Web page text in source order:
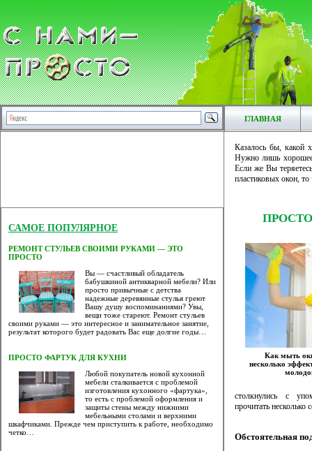
ГЛАВНАЯ
САМОЕ ПОПУЛЯРНОЕ
РЕМОНТ СТУЛЬЕВ СВОИМИ РУКАМИ — ЭТО
ПРОСТО
Вы — счастливый обладатель
бабушкиной антикварной мебели? Или
просто привычные с детства
надежные деревянные стулья греют
Вашу душу воспоминаниями? Увы,
вещи тоже стареют. Ремонт стульев
своими руками — это интересное и занимательное занятие,
результат которого будет радовать Вас еще долгие годы…
ПРОСТО ФАРТУК ДЛЯ КУХНИ
Любой покупатель новой кухонной
мебели сталкивается с проблемой
изготовления кухонного «фартука»,
то есть с проблемой оформления и
защиты стены между нижними
мебельными столами и верхними
шкафчиками. Прежде чем приступить к работе, необходимо
четко…
Казалось бы, какой
Нужно лишь
Если же Вы
пластиковых окон,
Как мыть
несколько
столкнулись с
прочитать
Обстоятельная